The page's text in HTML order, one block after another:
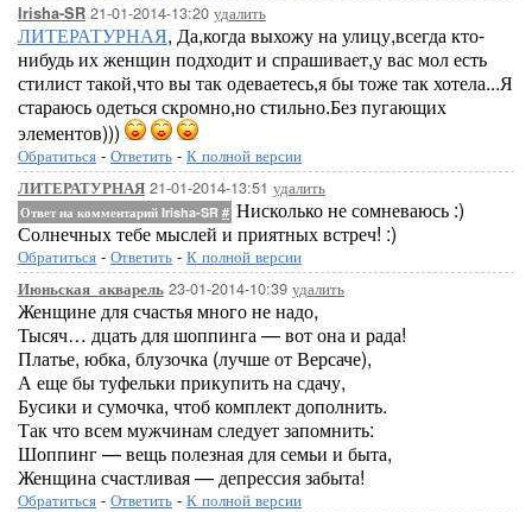
Irisha-SR 21-01-2014-13:20 удалить
ЛИТЕРАТУРНАЯ, Да,когда выхожу на улицу,всегда кто-
нибудь их женщин подходит и спрашивает,у вас мол есть
стилист такой,что вы так одеваетесь,я бы тоже так хотела...Я
стараюсь одеться скромно,но стильно.Без пугающих
элементов)))
Обратиться - Ответить - К полной версии
ЛИТЕРАТУРНАЯ 21-01-2014-13:51 удалить
Ответ на комментарий Irisha-SR # Нисколько не сомневаюсь :)
Солнечных тебе мыслей и приятных встреч! :)
Обратиться - Ответить - К полной версии
Июньская_акварель 23-01-2014-10:39 удалить
Женщине для счастья много не надо,
Тысяч… дцать для шоппинга — вот она и рада!
Платье, юбка, блузочка (лучше от Версаче),
А еще бы туфельки прикупить на сдачу,
Бусики и сумочка, чтоб комплект дополнить.
Так что всем мужчинам следует запомнить:
Шоппинг — вещь полезная для семьи и быта,
Женщина счастливая — депрессия забыта!
Обратиться - Ответить - К полной версии